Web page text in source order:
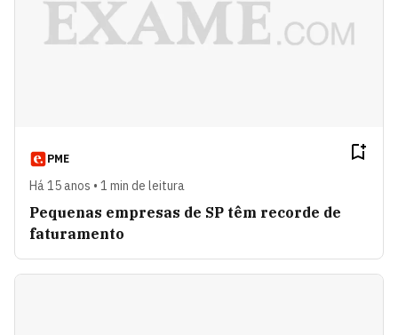
PME
Há 15 anos • 1 min de leitura
Pequenas empresas de SP têm recorde de
faturamento